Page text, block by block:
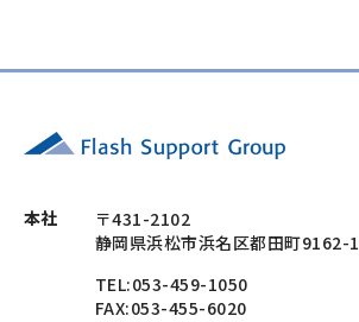
本社
〒431-2102
静岡県浜松市浜名区都田町9162-1
TEL:053-459-1050
FAX:053-455-6020